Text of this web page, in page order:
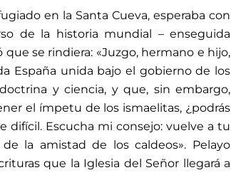
en la Santa Cueva, esperaba con
de la historia mundial – enseguida
se rindiera: «Juzgo, hermano e hijo,
España unida bajo el gobierno de los
y ciencia, y que, sin embargo,
el ímpetu de los ismaelitas, ¿podrás
Escucha mi consejo: vuelve a tu
la amistad de los caldeos». Pelayo
que la Iglesia del Señor llegará a